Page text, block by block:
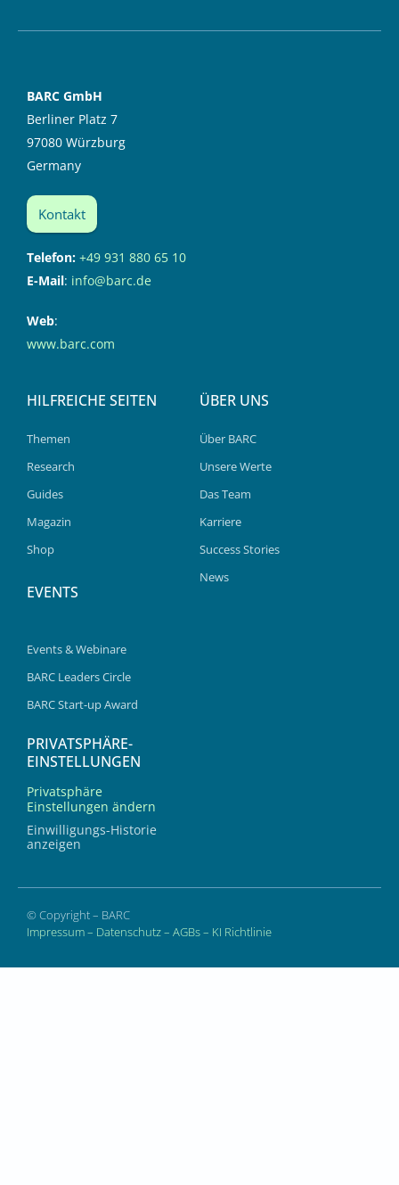
BARC GmbH
Berliner Platz 7
97080 Würzburg
Germany
Kontakt
Telefon: +49 931 880 65 10
E-Mail: info@barc.de
Web:
www.barc.com
HILFREICHE SEITEN
Themen
Research
Guides
Magazin
Shop
EVENTS
Events & Webinare
BARC Leaders Circle
BARC Start-up Award
ÜBER UNS
Über BARC
Unsere Werte
Das Team
Karriere
Success Stories
News
PRIVATSPHÄRE-
EINSTELLUNGEN
Privatsphäre
Einstellungen ändern
Einwilligungs-Historie
anzeigen
© Copyright – BARC
Impressum– Datenschutz– AGBs– KI Richtlinie